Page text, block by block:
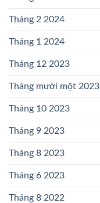
Tháng 2 2024
Tháng 1 2024
Tháng 12 2023
Tháng mười một 2023
Tháng 10 2023
Tháng 9 2023
Tháng 8 2023
Tháng 6 2023
Tháng 8 2022